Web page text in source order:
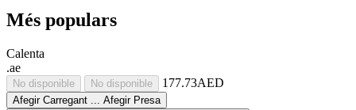
Més populars
Calenta
.ae
No disponible No disponible 177.73AED
Afegir Carregant ... Afegir Presa